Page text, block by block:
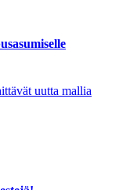
uutta mallia